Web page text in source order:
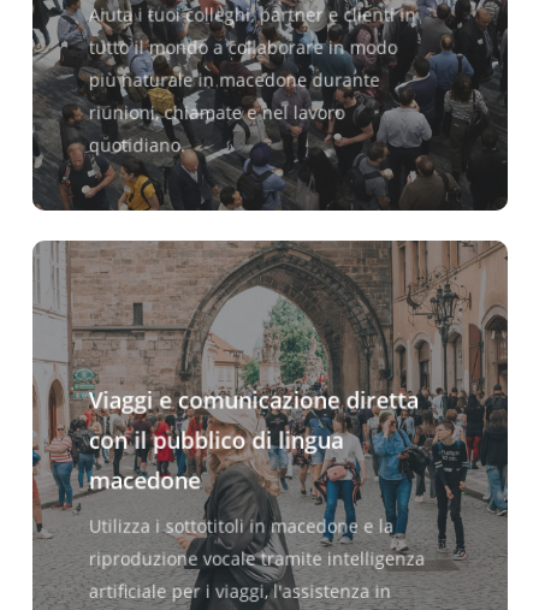
Aiuta i tuoi colleghi, partner e clienti in
tutto il mondo a collaborare in modo
più naturale in macedone durante
riunioni, chiamate e nel lavoro
quotidiano.
Viaggi e comunicazione diretta
con il pubblico di lingua
macedone
Utilizza i sottotitoli in macedone e la
riproduzione vocale tramite intelligenza
artificiale per i viaggi, l'assistenza in